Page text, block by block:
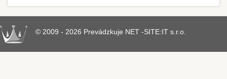
© 2009 - 2026 Prevádzkuje NET -SITE:IT s.r.o.